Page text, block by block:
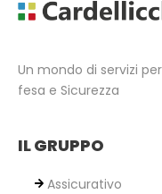
Un mondo di servizi
fesa e Sicurezza
IL GRUPPO​
Assicurativo